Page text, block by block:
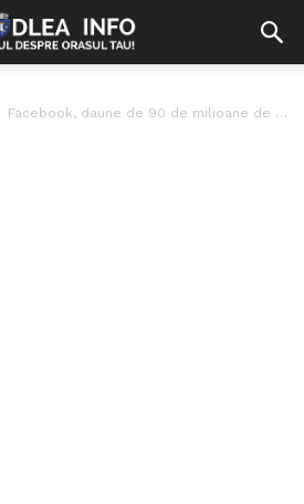
Facebook, daune de 90 de milioane de dolari